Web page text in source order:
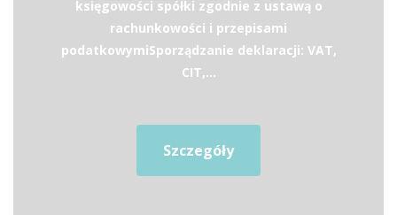
księgowości spółki zgodnie z ustawą o
rachunkowości i przepisami
podatkowymiSporządzanie deklaracji: VAT,
CIT,...
Szczegóły